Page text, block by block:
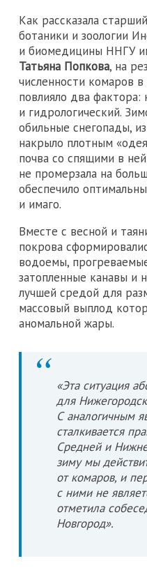
Как рассказала
ботаники и зоологии
и биомедицины ННГУ
Татьяна Попкова, на
численности комаров
повлияло два фактора:
и гидрологический.
обильные снегопады,
накрыло плотным
почва со спящими в
не промерзала на
обеспечило
и имаго.
Вместе с весной и
покрова
водоемы,
затопленные канавы и
лучшей средой для
массовый выплод
аномальной жары.
«Эта ситуация
для
С аналогичным
сталкивается
Средней и
зиму мы
от комаров, и
с ними не
отметила
Новгород».